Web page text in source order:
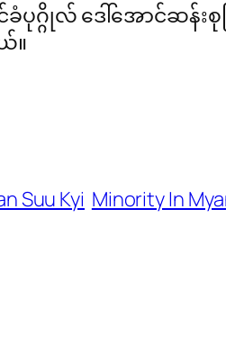
ပုဂ္ဂိုလ် ဒေါ်အောင်ဆန်း
။
Suu Kyi Minority In